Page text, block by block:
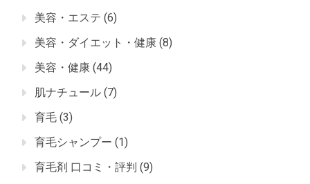
美容・エステ (6)
美容・ダイエット・健康 (8)
美容・健康 (44)
肌ナチュール (7)
育毛 (3)
育毛シャンプー (1)
育毛剤 口コミ・評判 (9)